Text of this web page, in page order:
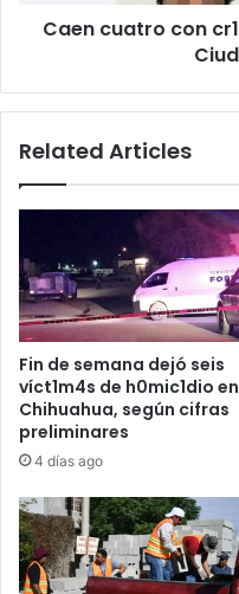
Caen cuatro con
Related Articles
Fin de semana dejó seis
víct1m4s de h0mic1dio en
Chihuahua, según cifras
preliminares
4 días ago